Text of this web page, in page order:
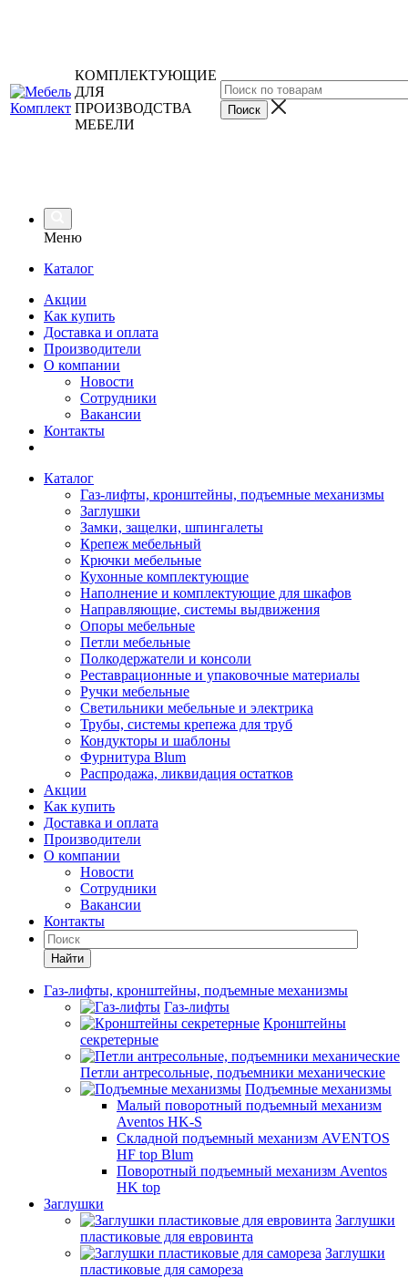
КОМПЛЕКТУЮЩИЕ
ДЛЯ
ПРОИЗВОДСТВА
МЕБЕЛИ
Меню
Каталог
Акции
Как купить
Доставка и оплата
Производители
О компании
Новости
Сотрудники
Вакансии
Контакты
Каталог
Газ-лифты, кронштейны, подъемные механизмы
Заглушки
Замки, защелки, шпингалеты
Крепеж мебельный
Крючки мебельные
Кухонные комплектующие
Наполнение и комплектующие для шкафов
Направляющие, системы выдвижения
Опоры мебельные
Петли мебельные
Полкодержатели и консоли
Реставрационные и упаковочные материалы
Ручки мебельные
Светильники мебельные и электрика
Трубы, системы крепежа для труб
Кондукторы и шаблоны
Фурнитура Blum
Распродажа, ликвидация остатков
Акции
Как купить
Доставка и оплата
Производители
О компании
Новости
Сотрудники
Вакансии
Контакты
Найти
Газ-лифты, кронштейны, подъемные механизмы
Газ-лифты
Кронштейны
секретерные
Петли антресольные, подъемники механические
Подъемные механизмы
Малый поворотный подъемный механизм
Aventos HK-S
Складной подъемный механизм AVENTOS
HF top Blum
Поворотный подъемный механизм Aventos
HK top
Заглушки
Заглушки
пластиковые для евровинта
Заглушки
пластиковые для самореза